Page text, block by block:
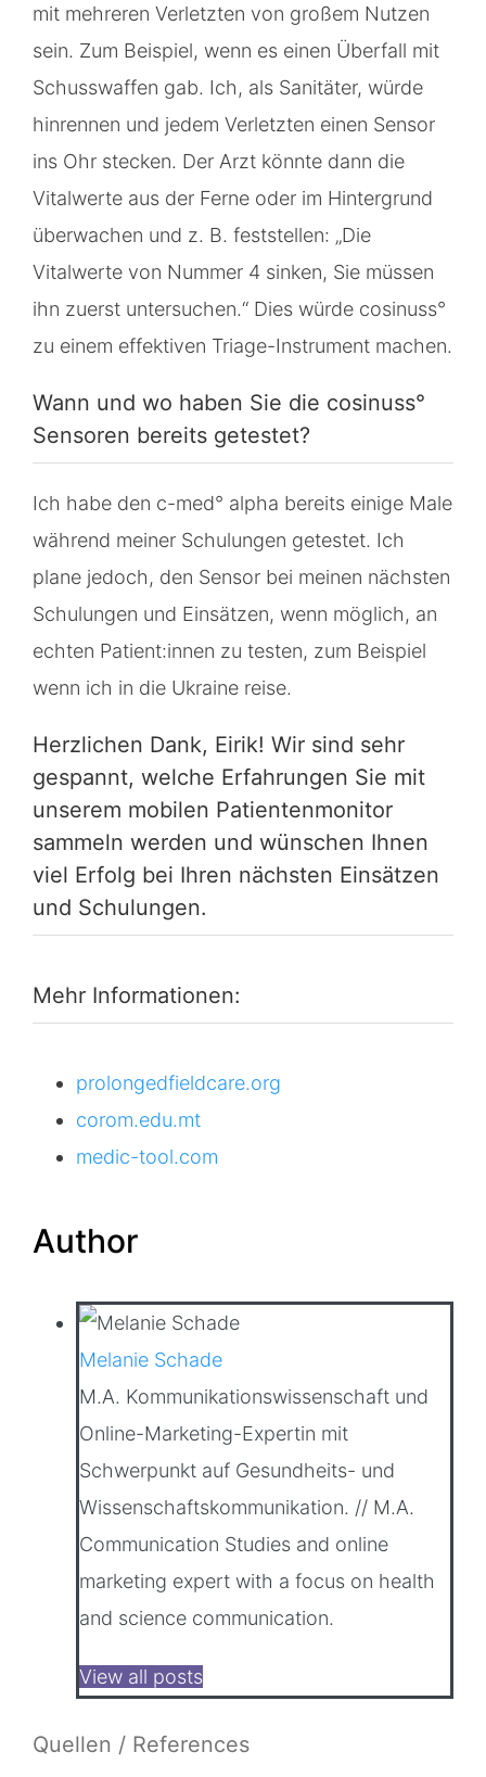
mit mehreren Verletzten von großem Nutzen
sein. Zum Beispiel, wenn es einen Überfall mit
Schusswaffen gab. Ich, als Sanitäter, würde
hinrennen und jedem Verletzten einen Sensor
ins Ohr stecken. Der Arzt könnte dann die
Vitalwerte aus der Ferne oder im Hintergrund
überwachen und z. B. feststellen: „Die
Vitalwerte von Nummer 4 sinken, Sie müssen
ihn zuerst untersuchen.“ Dies würde cosinuss°
zu einem effektiven Triage-Instrument machen.
Wann und wo haben Sie die cosinuss°
Sensoren bereits getestet?
Ich habe den c-med° alpha bereits einige Male
während meiner Schulungen getestet. Ich
plane jedoch, den Sensor bei meinen nächsten
Schulungen und Einsätzen, wenn möglich, an
echten Patient:innen zu testen, zum Beispiel
wenn ich in die Ukraine reise.
Herzlichen Dank, Eirik! Wir sind sehr
gespannt, welche Erfahrungen Sie mit
unserem mobilen Patientenmonitor
sammeln werden und wünschen Ihnen
viel Erfolg bei Ihren nächsten Einsätzen
und Schulungen.
Mehr Informationen:
prolongedfieldcare.org
corom.edu.mt
medic-tool.com
Author
Melanie Schade
M.A. Kommunikationswissenschaft und
Online-Marketing-Expertin mit
Schwerpunkt auf Gesundheits- und
Wissenschaftskommunikation. // M.A.
Communication Studies and online
marketing expert with a focus on health
and science communication.
View all posts
Quellen / References